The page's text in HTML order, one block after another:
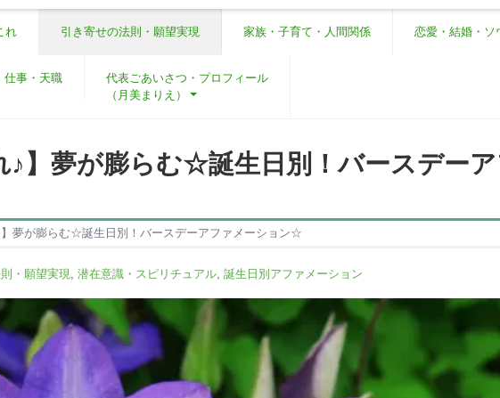
れ 引き寄せの法則・願望実現 家族・子育て・人間関係 恋愛・結婚・ソ
仕事・天職
代表ごあいさつ・プロフィール
（月美まりえ）
♪】夢が膨らむ☆誕生日別！バースデー
】夢が膨らむ☆誕生日別！バースデーアファメーション☆
・願望実現 潜在意識・スピリチュアル, 誕生日別アファメーション